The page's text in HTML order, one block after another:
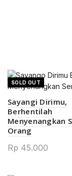
SOLD OUT
Sayangi Dirimu,
Berhentilah
Menyenangkan
Orang
Rp 45.000